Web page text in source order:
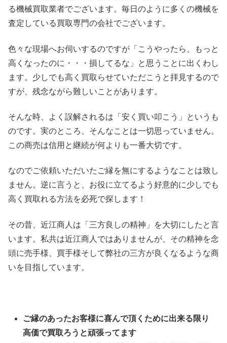
る機械買取業者でございます。毎日のように多くの機械を
査定している買取専門の会社でございます。
色々な現場へお伺いするのですが「こうやったら、もっと
高くなったのに・・・損してるな」と思うことに出くわし
ます。少しでも高く買取らせていただこうと拝見するので
すが、残念ながら難しいことがあります。
そんな時、よく誤解されるは「安く買い叩こう」というも
のです。実のところ、そんなことは一切思っていません。
この商売は信用と継続が何よりも一番大切です。
なのでご依頼いただいたご縁を無にするようなことは致し
ません。逆に言うと、お役に立てるよう好意的に少しでも
高く買取れる方法を必死で探します！
その昔、近江商人は「三方良しの精神」を大切にしたと言
います。私共は近江商人ではありませんが、その精神を念
頭に売手様、買手様そして弊社の三方が良くなるような商
いを目指しています。
ご縁のあったお客様に喜んで頂くために出来る限り
高価で買取ろうと頑張ってます